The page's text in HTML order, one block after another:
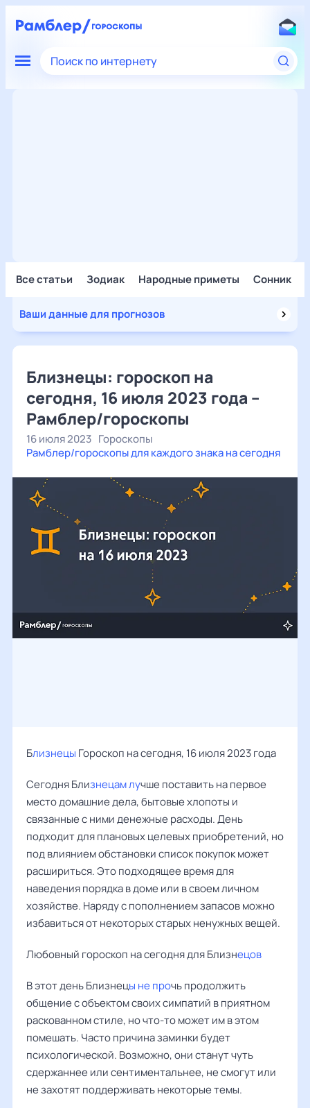
Поиск по интернету
Все статьи Зодиак Народные приметы Сонник
Ваши данные для прогнозов
Близнецы: гороскоп на
сегодня, 16 июля 2023 года –
Рамблер/гороскопы
16 июля 2023 Гороскопы
Рамблер/гороскопы для каждого знака на сегодня
Близнецы Гороскоп на сегодня, 16 июля 2023 года
Сегодня Близнецам лучше поставить на первое
место домашние дела, бытовые хлопоты и
связанные с ними денежные расходы. День
подходит для плановых целевых приобретений, но
под влиянием обстановки список покупок может
расшириться. Это подходящее время для
наведения порядка в доме или в своем личном
хозяйстве. Наряду с пополнением запасов можно
избавиться от некоторых старых ненужных вещей.
Любовный гороскоп на сегодня для Близнецов
В этот день Близнецы не прочь продолжить
общение с объектом своих симпатий в приятном
раскованном стиле, но что-то может им в этом
помешать. Часто причина заминки будет
психологической. Возможно, они станут чуть
сдержаннее или сентиментальнее, не смогут или
не захотят поддерживать некоторые темы.